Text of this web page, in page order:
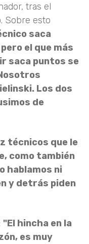
tras el
Sobre esto
saca
el que más
saca puntos se
Los dos
de
técnicos que le
como también
hablamos ni
y detrás piden
"El hincha en la
es muy